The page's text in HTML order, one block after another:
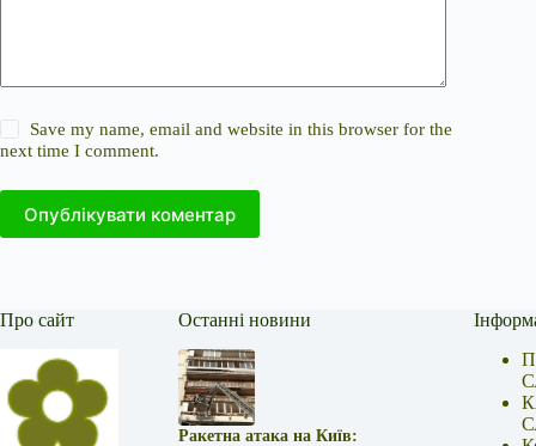
Save my name, email and website in this browser for the
next time I comment.
Опублікувати коментар
Про сайт Останні новини
Ракетна атака на Київ: